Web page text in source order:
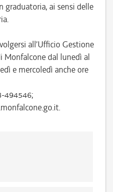
graduatoria, ai sensi delle
all’Ufficio Gestione
Monfalcone dal lunedì al
e mercoledì anche ore
494546;